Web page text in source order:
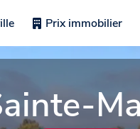
Prix immobilier